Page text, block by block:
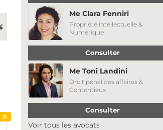
0
Me Clara Fenniri
Propriété intellectuelle &
Numérique
Consulter
Me Toni Landini
Droit pénal des affaires &
Contentieux
Consulter
Voir tous les avocats